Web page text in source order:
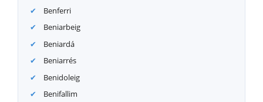
Benferri
Beniarbeig
Beniardá
Beniarrés
Benidoleig
Benifallim